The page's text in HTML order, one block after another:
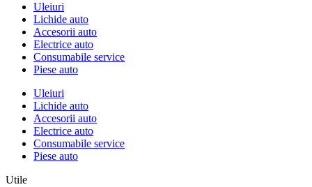
Uleiuri
Lichide auto
Accesorii auto
Electrice auto
Consumabile service
Piese auto
Uleiuri
Lichide auto
Accesorii auto
Electrice auto
Consumabile service
Piese auto
Utile